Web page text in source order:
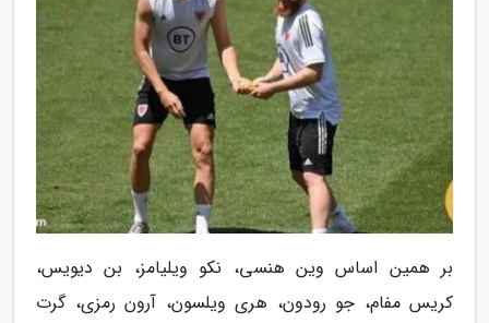
بر همین اساس وین هنسی، نکو ویلیامز، بن دیویس،
کریس مفام، جو رودون، هری ویلسون، آرون رمزی، گرت